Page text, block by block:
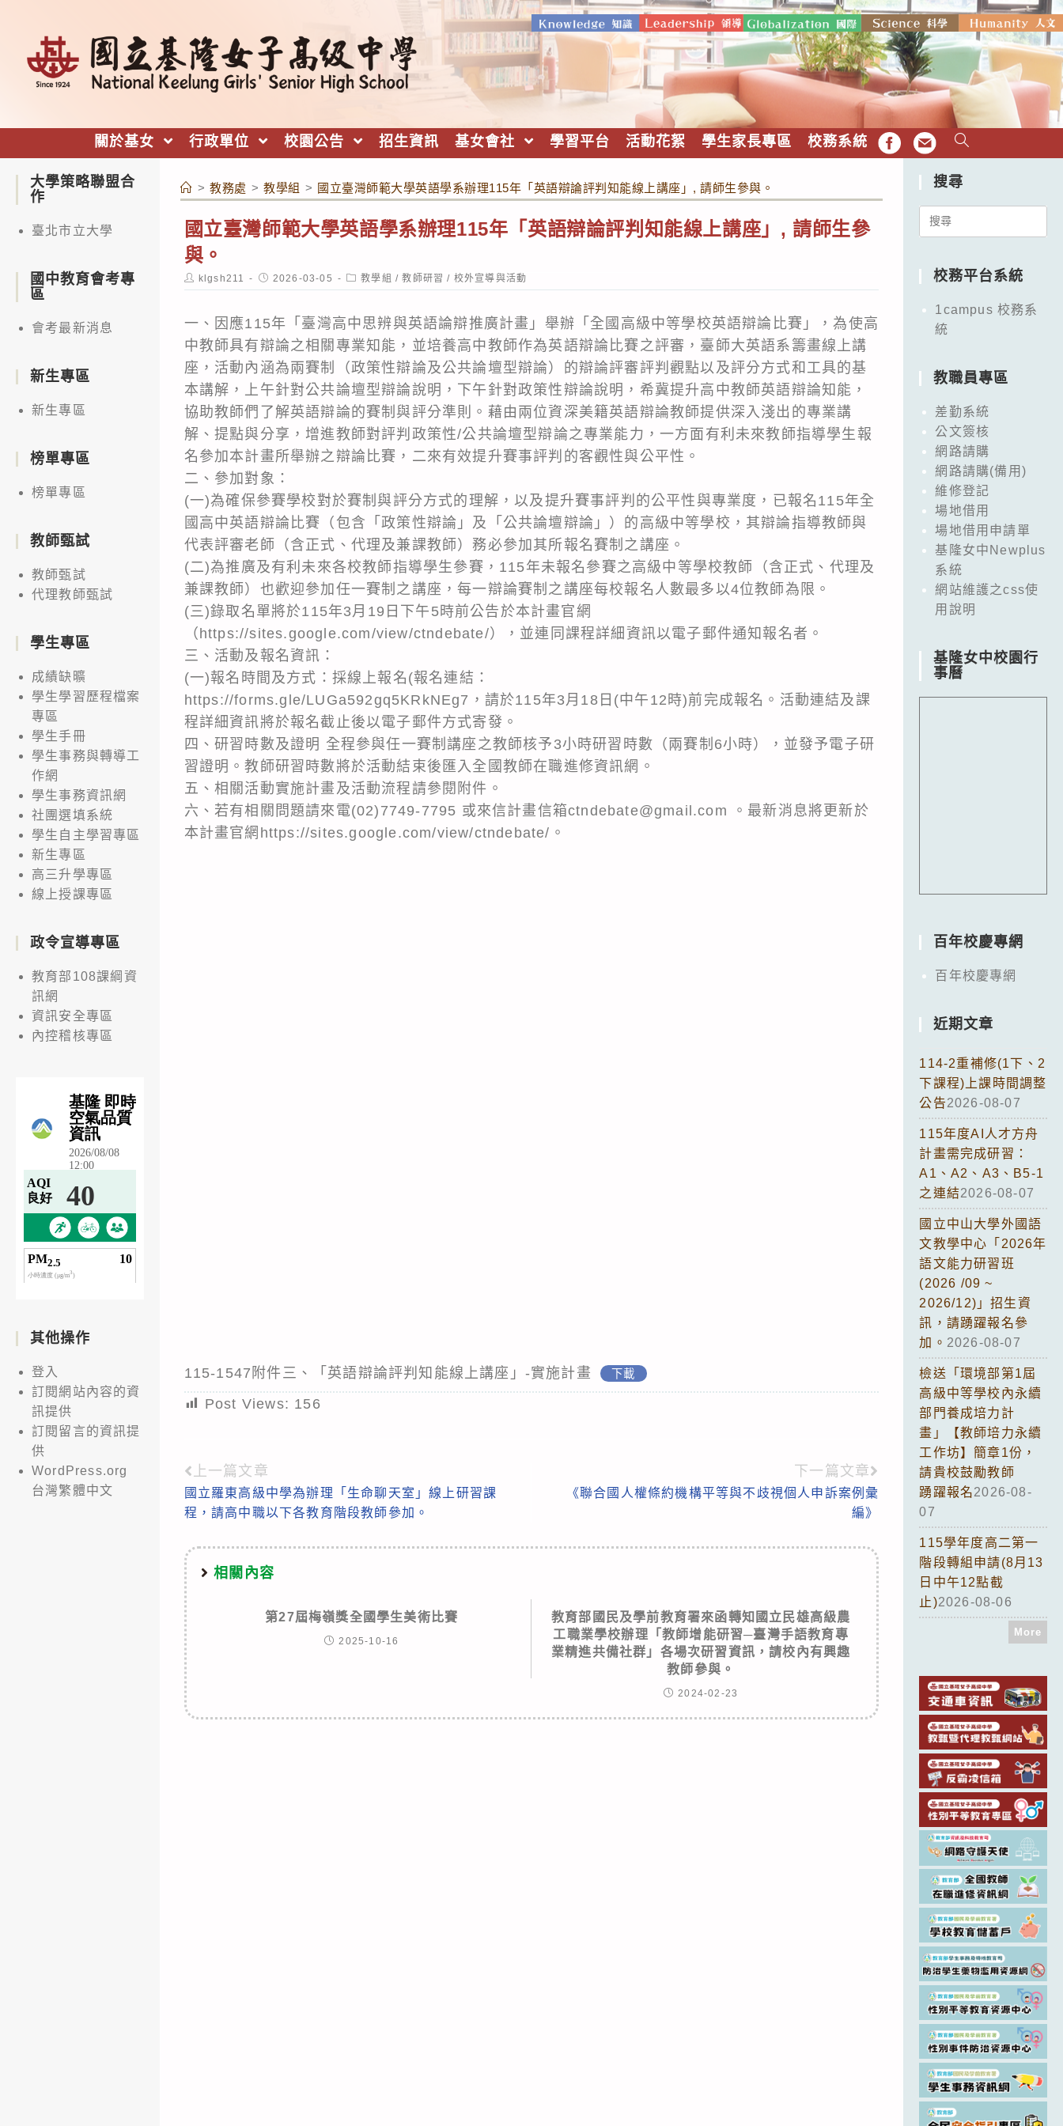
關於基女 行政單位 校園公告 招生資訊 基女會社 學習平台 活動花絮 學生家長專區 校務系統 FB EMAIL
> 教務處 > 教學組 > 國立臺灣師範大學英語學系辦理115年「英語辯論評判知能線上講座」, 請師生參與。
國立臺灣師範大學英語學系辦理115年「英語辯論評判知能線上講座」, 請師生參
與。
Post
author:
klgsh211
Post
published:
2026-03-05
Post
category:
教學組 / 教師研習 / 校外宣導與活動
一、因應115年「臺灣高中思辨與英語論辯推廣計畫」舉辦「全國高級中等學校英語辯論比賽」，為使高
中教師具有辯論之相關專業知能，並培養高中教師作為英語辯論比賽之評審，臺師大英語系籌畫線上講
座，活動內涵為兩賽制（政策性辯論及公共論壇型辯論）的辯論評審評判觀點以及評分方式和工具的基
本講解，上午針對公共論壇型辯論說明，下午針對政策性辯論說明，希冀提升高中教師英語辯論知能，
協助教師們了解英語辯論的賽制與評分準則。藉由兩位資深美籍英語辯論教師提供深入淺出的專業講
解、提點與分享，增進教師對評判政策性/公共論壇型辯論之專業能力，一方面有利未來教師指導學生報
名參加本計畫所舉辦之辯論比賽，二來有效提升賽事評判的客觀性與公平性。
二、參加對象：
(一)為確保參賽學校對於賽制與評分方式的理解，以及提升賽事評判的公平性與專業度，已報名115年全
國高中英語辯論比賽（包含「政策性辯論」及「公共論壇辯論」）的高級中等學校，其辯論指導教師與
代表評審老師（含正式、代理及兼課教師）務必參加其所報名賽制之講座。
(二)為推廣及有利未來各校教師指導學生參賽，115年未報名參賽之高級中等學校教師（含正式、代理及
兼課教師）也歡迎參加任一賽制之講座，每一辯論賽制之講座每校報名人數最多以4位教師為限。
(三)錄取名單將於115年3月19日下午5時前公告於本計畫官網
（https://sites.google.com/view/ctndebate/），並連同課程詳細資訊以電子郵件通知報名者。
三、活動及報名資訊：
(一)報名時間及方式：採線上報名(報名連結：
https://forms.gle/LUGa592gq5KRkNEg7，請於115年3月18日(中午12時)前完成報名。活動連結及課
程詳細資訊將於報名截止後以電子郵件方式寄發。
四、研習時數及證明 全程參與任一賽制講座之教師核予3小時研習時數（兩賽制6小時），並發予電子研
習證明。教師研習時數將於活動結束後匯入全國教師在職進修資訊網。
五、相關活動實施計畫及活動流程請參閱附件。
六、若有相關問題請來電(02)7749-7795 或來信計畫信箱ctndebate@gmail.com 。最新消息將更新於
本計畫官網https://sites.google.com/view/ctndebate/。
115-1547附件三、「英語辯論評判知能線上講座」-實施計畫 下載
Post Views: 156
Read
more
上一篇文章
國立羅東高級中學為辦理「生命聊天室」線上研習課
程，請高中職以下各教育階段教師參加。
下一篇文章
《聯合國人權條約機構平等與不歧視個人申訴案例彙
編》
相關內容
第27屆梅嶺獎全國學生美術比賽
2025-10-16
教育部國民及學前教育署來函轉知國立民雄高級農
工職業學校辦理「教師增能研習─臺灣手語教育專
業精進共備社群」各場次研習資訊，請校內有興趣
教師參與。
2024-02-23
大學策略聯盟合
作
臺北市立大學
國中教育會考專
區
會考最新消息
新生專區
新生專區
榜單專區
榜單專區
教師甄試
教師甄試
代理教師甄試
學生專區
成績缺曠
學生學習歷程檔案
專區
學生手冊
學生事務與轉導工
作網
學生事務資訊網
社團選填系統
學生自主學習專區
新生專區
高三升學專區
線上授課專區
政令宣導專區
教育部108課綱資
訊網
資訊安全專區
內控稽核專區
其他操作
登入
訂閱網站內容的資
訊提供
訂閱留言的資訊提
供
WordPress.org
台灣繁體中文
搜尋
Search
校務平台系統
1campus 校務系
統
教職員專區
差勤系統
公文簽核
網路請購
網路請購(備用)
維修登記
場地借用
場地借用申請單
基隆女中Newplus
系統
網站維護之css使
用說明
基隆女中校園行
事曆
百年校慶專網
百年校慶專網
近期文章
114-2重補修(1下、2
下課程)上課時間調整
公告2026-08-07
115年度AI人才方舟
計畫需完成研習：
A1、A2、A3、B5-1
之連結2026-08-07
國立中山大學外國語
文教學中心「2026年
語文能力研習班
(2026 /09 ~
2026/12)」招生資
訊，請踴躍報名參
加。 2026-08-07
檢送「環境部第1屆
高級中等學校內永續
部門養成培力計
畫」【教師培力永續
工作坊】簡章1份，
請貴校鼓勵教師
踴躍報名2026-08-
07
115學年度高二第一
階段轉組申請(8月13
日中午12點截
止)2026-08-06
More